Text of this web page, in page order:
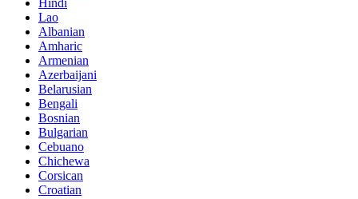
Hindi
Lao
Albanian
Amharic
Armenian
Azerbaijani
Belarusian
Bengali
Bosnian
Bulgarian
Cebuano
Chichewa
Corsican
Croatian